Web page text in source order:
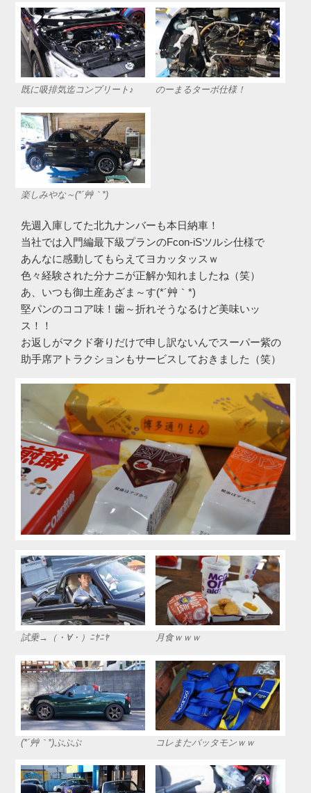
既に吸排気迄コンプリート♪ のーまるターボ仕様！
楽しみやな～(*´艸｀*)
先週入庫してた北九ナンバーも本日納車！
当社では入門編最下級プランのFcon-iSツルシ仕様で
あんなに感動してもらえてヨカッタッスｗ
色々経験された分ナニが正解か知れましたね（笑）
あ、いつも御土産あざま～す(*´艸｀*)
堅パンのココア味！歯～折れそうなるけど美味いッ
ス！！
お返しがマクド奢りだけで申し訳ないんでスーパー紫の
助手席アトラクションもサービスしておきました（笑）
試乗→（・∀・）ﾆﾔﾆﾔ 月食ｗｗｗ
(*´艸｀*)ぷぷぷ コレまたバッタモンｗｗ